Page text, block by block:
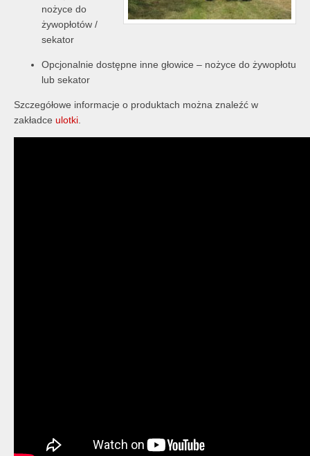
nożyce do
żywopłotów /
sekator
Opcjonalnie dostępne inne głowice – nożyce do żywopłotu
lub sekator
Szczegółowe informacje o produktach można znaleźć w
zakładce ulotki